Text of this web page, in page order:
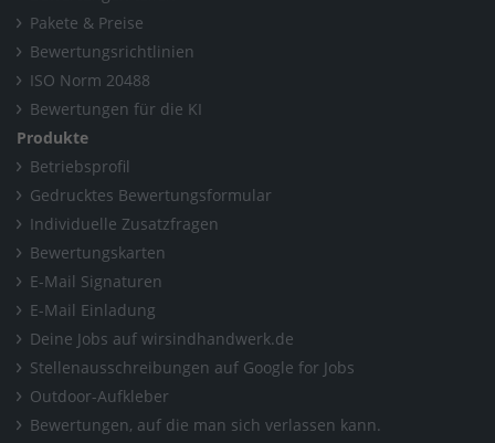
Pakete & Preise
Bewertungsrichtlinien
ISO Norm 20488
Bewertungen für die KI
Produkte
Betriebsprofil
Gedrucktes Bewertungsformular
Individuelle Zusatzfragen
Bewertungskarten
E-Mail Signaturen
E-Mail Einladung
Deine Jobs auf wirsindhandwerk.de
Stellenausschreibungen auf Google for Jobs
Outdoor-Aufkleber
Bewertungen, auf die man sich verlassen kann.